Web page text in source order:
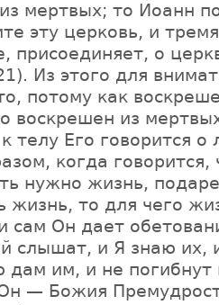
мертвых; то Иоанн
эту церковь, и
присоединяет, о
Из этого для
потому как
воскрешен из
телу Его говорится о
когда
нужно жизнь,
жизнь, то для чего
сам Он дает
слышат, и Я знаю их,
дам им, и не погибнут
— Божия